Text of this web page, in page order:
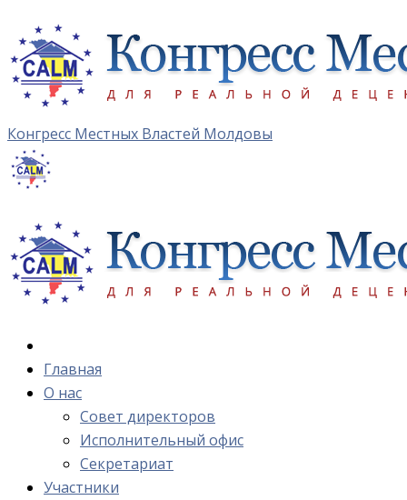
Конгресс Местных Властей Молдовы
Главная
О нас
Cовет директоров
Исполнительный офис
Cекретариат
Участники